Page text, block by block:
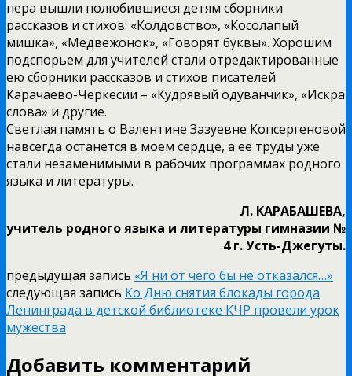
пера вышли полюбившиеся детям сборники
рассказов и стихов: «Колдовство», «Косолапый
мишка», «Медвежонок», «Говорят буквы». Хорошим
подспорьем для учителей стали отредактированные
ею сборники рассказов и стихов писателей
Карачаево-Черкесии – «Кудрявый одуванчик», «Искра
слова» и другие.
Светлая память о Валентине Зазуевне Копсергеновой
навсегда останется в моем сердце, а ее труды уже
стали незаменимыми в рабочих программах родного
языка и литературы.
Л. КАРАБАШЕВА,
учитель родного языка и литературы гимназии №
4 г. Усть-Джегуты.
предыдущая запись «Я ни от чего бы не отказался…»
следующая запись Ко Дню снятия блокады города
Ленинграда в детской библиотеке КЧР провели урок
мужества
Добавить комментарий